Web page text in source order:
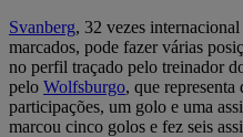
Svanberg, 32 vezes internacional
marcados, pode fazer várias
no perfil traçado pelo treinador
pelo Wolfsburgo, que
participações, um golo e uma
marcou cinco golos e fez seis